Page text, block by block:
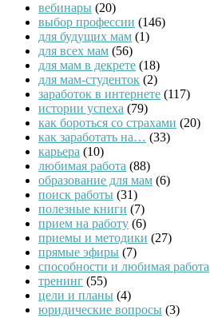
вебинары (20)
выбор профессии (146)
для будущих мам (1)
для всех мам (56)
для мам в декрете (18)
для мам-студенток (2)
заработок в интернете (117)
истории успеха (79)
как бороться со страхами (20)
как заработать на… (33)
карьера (10)
любимая работа (88)
образование для мам (6)
поиск работы (31)
полезные книги (7)
прием на работу (6)
приемы и методики (27)
прямые эфиры (7)
способности и любимая работа
тренинг (55)
цели и планы (4)
юридические вопросы (3)